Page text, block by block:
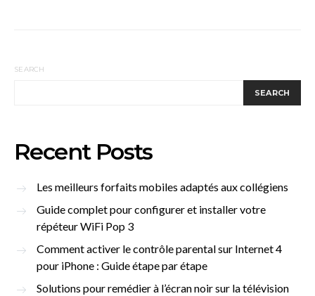
SEARCH
SEARCH
Recent Posts
Les meilleurs forfaits mobiles adaptés aux collégiens
Guide complet pour configurer et installer votre
répéteur WiFi Pop 3
Comment activer le contrôle parental sur Internet 4
pour iPhone : Guide étape par étape
Solutions pour remédier à l’écran noir sur la télévision